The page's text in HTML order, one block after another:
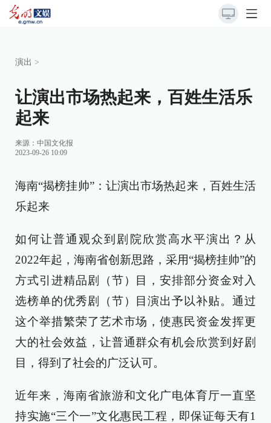
演出 >
让演出市场热起来，百姓生活乐
起来
来源： 中国文化报
2023-09-26 10:09
海南“揭榜挂帅”：让演出市场热起来，百姓生活
乐起来
如何让普通观众到剧院欣赏高水平演出？从
2022年起，海南省创新思路，采用“揭榜挂帅”的
方式引进精品剧（节）目，安排部分资金对入
选榜单的优秀剧（节）目演出予以补贴。通过
这个举措繁荣了艺术市场，使惠民资金发挥更
大的社会效益，让普通群众有机会欣赏到好剧
目，得到了社会的广泛认可。
近年来，海南省旅游和文化广电体育厅一直坚
持实施“三个一”文化惠民工程，即保证每天有1